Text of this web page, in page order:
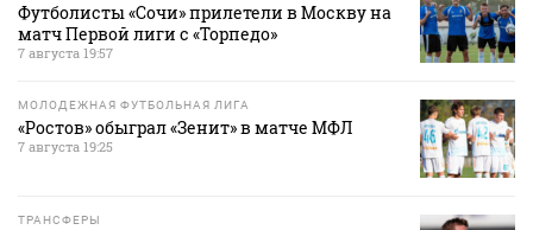
Футболисты «Сочи» прилетели в Москву на
матч Первой лиги с «Торпедо»
7 августа 19:57
МОЛОДЕЖНАЯ ФУТБОЛЬНАЯ ЛИГА
«Ростов» обыграл «Зенит» в матче МФЛ
7 августа 19:25
ТРАНСФЕРЫ